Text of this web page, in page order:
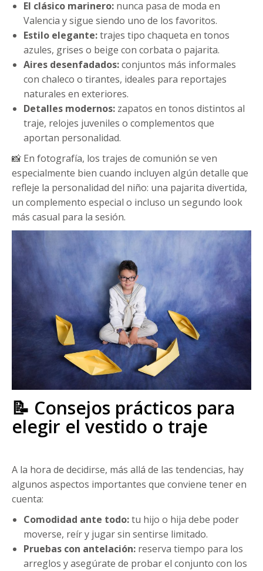
El clásico marinero: nunca pasa de moda en
Valencia y sigue siendo uno de los favoritos.
Estilo elegante:trajes tipo chaqueta en tonos
azules, grises o beige con corbata o pajarita.
Aires desenfadados:conjuntos más informales
con chaleco o tirantes, ideales para reportajes
naturales en exteriores.
Detalles modernos: zapatos en tonos distintos al
traje, relojes juveniles o complementos que
aportan personalidad.
📸 En fotografía, los trajes de comunión se ven
especialmente bien cuando incluyen algún detalle que
refleje la personalidad del niño: una pajarita divertida,
un complemento especial o incluso un segundo look
más casual para la sesión.
📝 Consejos prácticos para
elegir el vestido o traje
A la hora de decidirse, más allá de las tendencias, hay
algunos aspectos importantes que conviene tener en
cuenta:
Comodidad ante todo:tu hijo o hija debe poder
moverse, reír y jugar sin sentirse limitado.
Pruebas con antelación: reserva tiempo para los
arreglos y asegúrate de probar el conjunto con los